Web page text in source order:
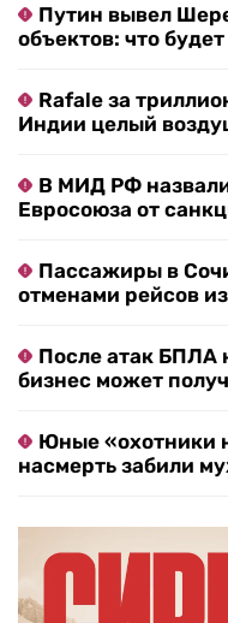
Путин вывел
объектов: что
Rafale за
Индии целый
В МИД РФ
Евросоюза от
Пассажиры в
отменами рейсов
После атак БПЛА
бизнес может
Юные «охотники
насмерть забили